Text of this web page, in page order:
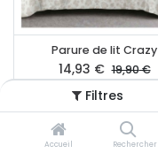
Filtres
Accueil Rechercher
Parure de lit Crazy
14,93 € 19,90€